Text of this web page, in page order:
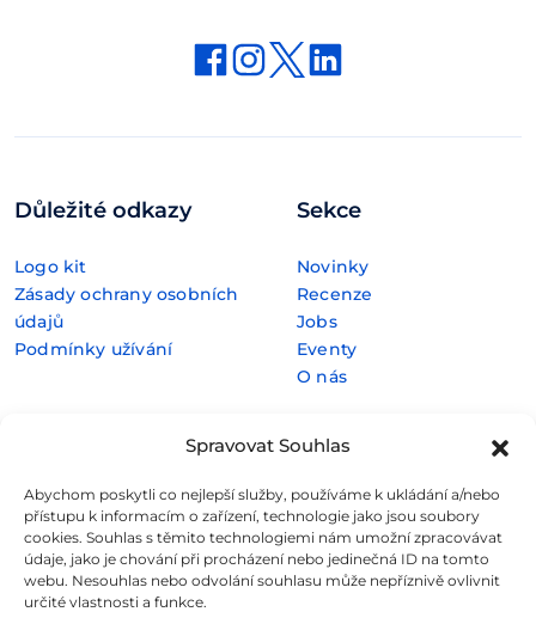
Spravovat Souhlas
Abychom poskytli co nejlepší služby, používáme k ukládání a/nebo
přístupu k informacím o zařízení, technologie jako jsou soubory
cookies. Souhlas s těmito technologiemi nám umožní zpracovávat
údaje, jako je chování při procházení nebo jedinečná ID na tomto
webu. Nesouhlas nebo odvolání souhlasu může nepříznivě ovlivnit
určité vlastnosti a funkce.
Důležité odkazy
Logo kit
Zásady ochrany osobních
údajů
Podmínky užívání
Sekce
Novinky
Recenze
Jobs
Eventy
O nás
E-commerce
FinTech
Kryptoměny
Rozhovory